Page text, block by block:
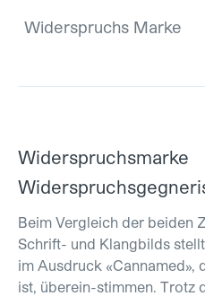
Widerspruchs Marke
Widerspruchsmarke
Beim Vergleich der beiden
Schrift- und Klangbilds
im Ausdruck «Cannamed»,
ist, überein-stimmen. Trotz